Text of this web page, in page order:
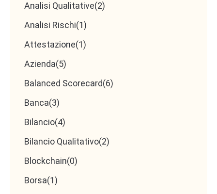
Analisi Qualitative(2)
Analisi Rischi(1)
Attestazione(1)
Azienda(5)
Balanced Scorecard(6)
Banca(3)
Bilancio(4)
Bilancio Qualitativo(2)
Blockchain(0)
Borsa(1)